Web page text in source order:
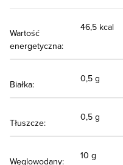
Wartość
energetyczna:
46,5 kcal
Białka:
0,5 g
Tłuszcze:
0,5 g
Węglowodany:
10 g